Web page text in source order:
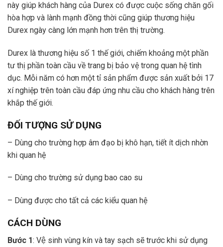
này giúp khách hàng của Durex có được cuộc sống chăn gối
hòa hợp và lành mạnh đồng thời cũng giúp thương hiệu
Durex ngày càng lớn mạnh hơn trên thị trường.
Durex là thương hiệu số 1 thế giới, chiếm khoảng một phần
tư thị phần toàn cầu về trang bị bảo vệ trong quan hệ tình
dục. Mỗi năm có hơn một tỉ sản phẩm được sản xuất bởi 17
xí nghiệp trên toàn cầu đáp ứng nhu cầu cho khách hàng trên
khắp thế giới.
ĐỐI TƯỢNG SỬ DỤNG
– Dùng cho trường hợp âm đạo bị khô hạn, tiết ít dịch nhờn
khi quan hệ
– Dùng cho trường sử dụng bao cao su
– Dùng được cho tất cả các kiểu quan hệ
CÁCH DÙNG
Bước 1: Vệ sinh vùng kín và tay sạch sẽ trước khi sử dụng